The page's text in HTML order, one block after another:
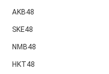
AKB48
SKE48
NMB48
HKT48